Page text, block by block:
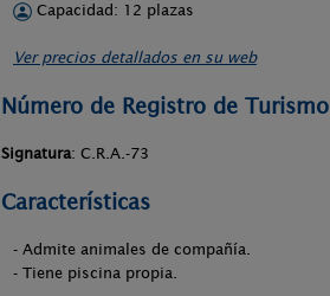
Capacidad: 12 plazas
Ver precios detallados en su web
Número de Registro de Turismo
Signatura: C.R.A.-73
Características
- Admite animales de compañía.
- Tiene piscina propia.